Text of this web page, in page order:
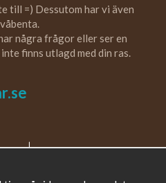
till =) Dessutom har vi även
några frågor eller ser en
finns utlagd med din ras.